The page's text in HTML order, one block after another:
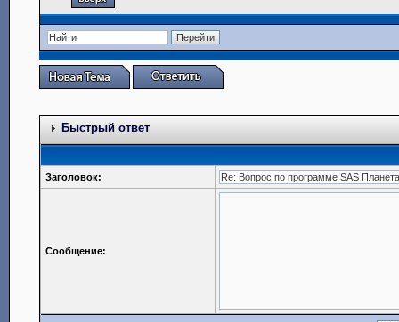
Быстрый ответ
Заголовок:
Сообщение: